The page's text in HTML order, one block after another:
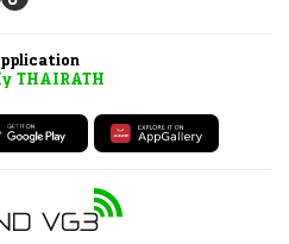
THAIRATH